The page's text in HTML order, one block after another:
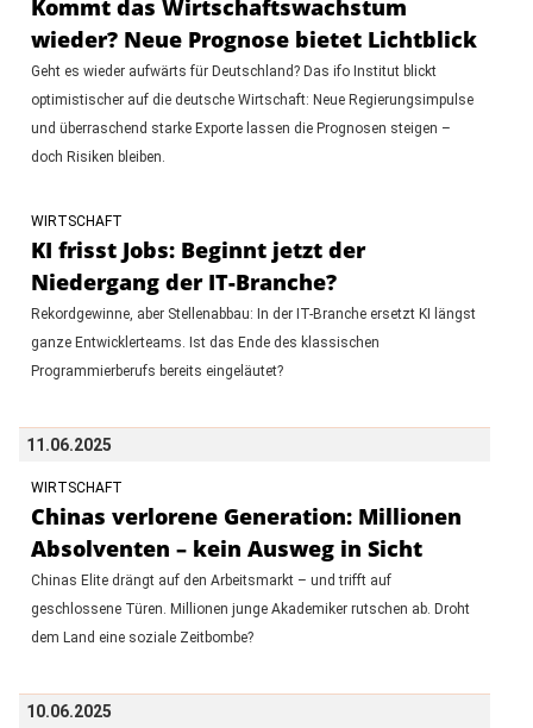
Kommt das Wirtschaftswachstum
wieder? Neue Prognose bietet Lichtblick
Geht es wieder aufwärts für Deutschland? Das ifo Institut blickt
optimistischer auf die deutsche Wirtschaft: Neue Regierungsimpulse
und überraschend starke Exporte lassen die Prognosen steigen –
doch Risiken bleiben.
WIRTSCHAFT
KI frisst Jobs: Beginnt jetzt der
Niedergang der IT-Branche?
Rekordgewinne, aber Stellenabbau: In der IT-Branche ersetzt KI längst
ganze Entwicklerteams. Ist das Ende des klassischen
Programmierberufs bereits eingeläutet?
11.06.2025
WIRTSCHAFT
Chinas verlorene Generation: Millionen
Absolventen – kein Ausweg in Sicht
Chinas Elite drängt auf den Arbeitsmarkt – und trifft auf
geschlossene Türen. Millionen junge Akademiker rutschen ab. Droht
dem Land eine soziale Zeitbombe?
10.06.2025